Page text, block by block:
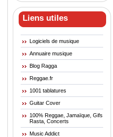
Liens utiles
Logiciels de musique
Annuaire musique
Blog Ragga
Reggae.fr
1001 tablatures
Guitar Cover
100% Reggae, Jamaïque, Gifs
Rasta, Concerts
Music Addict